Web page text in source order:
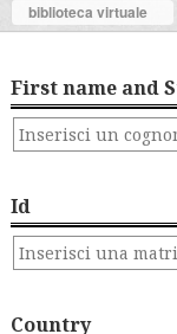
biblioteca virtuale
First name and
Id
Country